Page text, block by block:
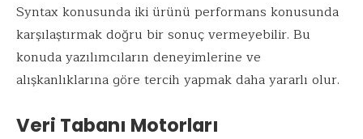
Syntax konusunda iki ürünü performans konusunda
karşılaştırmak doğru bir sonuç vermeyebilir. Bu
konuda yazılımcıların deneyimlerine ve
alışkanlıklarına göre tercih yapmak daha yararlı olur.
Veri Tabanı Motorları